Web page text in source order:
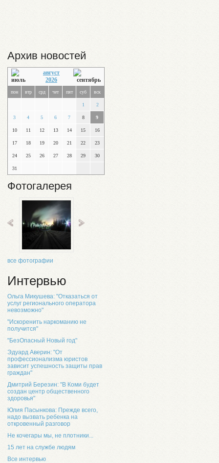
Архив новостей
август
2026
пон втр срд чет пят суб вск
1 2
3 4 5 6 7 8 9
10 11 12 13 14 15 16
17 18 19 20 21 22 23
24 25 26 27 28 29 30
31
Фотогалерея
все фотографии
Интервью
Ольга Микушева: "Отказаться от
услуг регионального оператора
невозможно"
"Искоренить наркоманию не
получится"
"БезОпасный Новый год"
Эдуард Аверин: "От
профессионализма юристов
зависит успешность защиты прав
граждан"
Дмитрий Березин: "В Коми будет
создан центр общественного
здоровья"
Юлия Пасынкова: Прежде всего,
надо вызвать ребенка на
откровенный разговор
Не кочегары мы, не плотники...
15 лет на службе людям
Все интервью